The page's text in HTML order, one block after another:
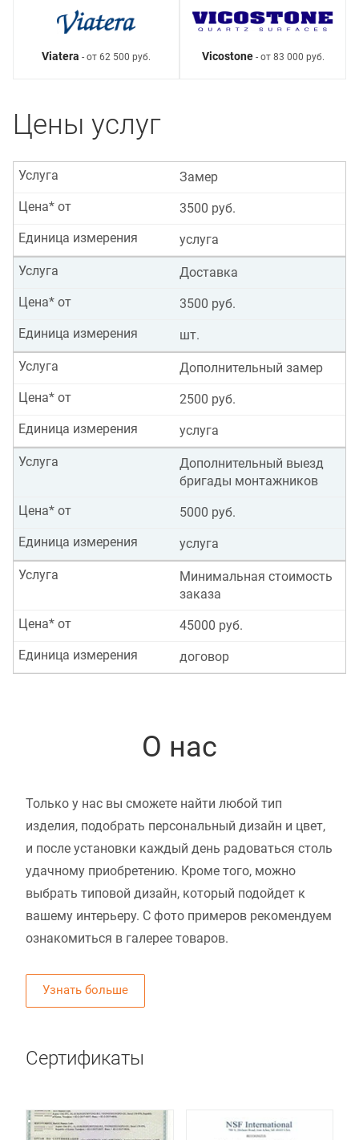
Viatera - от 62 500 руб. Vicostone- от 83 000 руб.
Цены услуг
Замер
Услуга
3500 руб.
Цена* от
услуга
Единица измерения
Доставка
Услуга
3500 руб.
Цена* от
шт.
Единица измерения
Дополнительный замер
Услуга
2500 руб.
Цена* от
услуга
Единица измерения
Дополнительный выезд
бригады монтажников
Услуга
5000 руб.
Цена* от
услуга
Единица измерения
Минимальная стоимость
заказа
Услуга
45000 руб.
Цена* от
договор
Единица измерения
О нас
Только у нас вы сможете найти любой тип
изделия, подобрать персональный дизайн и цвет,
и после установки каждый день радоваться столь
удачному приобретению. Кроме того, можно
выбрать типовой дизайн, который подойдет к
вашему интерьеру. С фото примеров рекомендуем
ознакомиться в галерее товаров.
Узнать больше
Сертификаты